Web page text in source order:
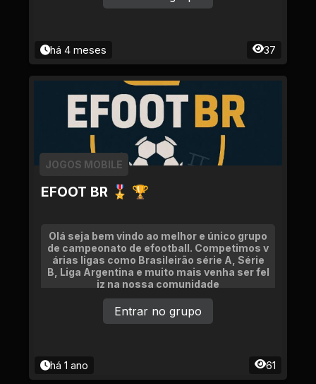
há 4 meses 37
EFOOT BR 🎖 🏆
JOGOS MOBILE
Olá seja bem vindo ao melhor e único grupo
de campeonato de efootball. Competimos v
árias ligas como Brasileirão série A, Série
B, Liga Argentina e muito mais venha ser fel
iz na nossa comunidade
há 1 ano 61
Entrar no grupo